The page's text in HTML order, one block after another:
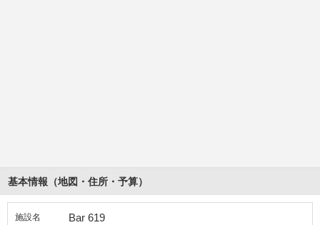
基本情報（地図・住所・予算）
施設名 Bar 619